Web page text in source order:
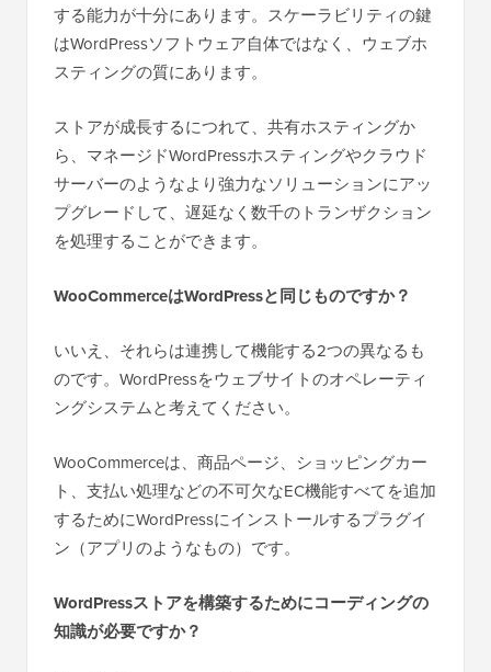
する能力が十分にあります。スケーラビリティの鍵
はWordPressソフトウェア自体ではなく、ウェブホ
スティングの質にあります。
ストアが成長するにつれて、共有ホスティングか
ら、マネージドWordPressホスティングやクラウド
サーバーのようなより強力なソリューションにアッ
プグレードして、遅延なく数千のトランザクション
を処理することができます。
WooCommerceはWordPressと同じものですか？
いいえ、それらは連携して機能する2つの異なるも
のです。WordPressをウェブサイトのオペレーティ
ングシステムと考えてください。
WooCommerceは、商品ページ、ショッピングカー
ト、支払い処理などの不可欠なEC機能すべてを追加
するためにWordPressにインストールするプラグイ
ン（アプリのようなもの）です。
WordPressストアを構築するためにコーディングの
知識が必要ですか？